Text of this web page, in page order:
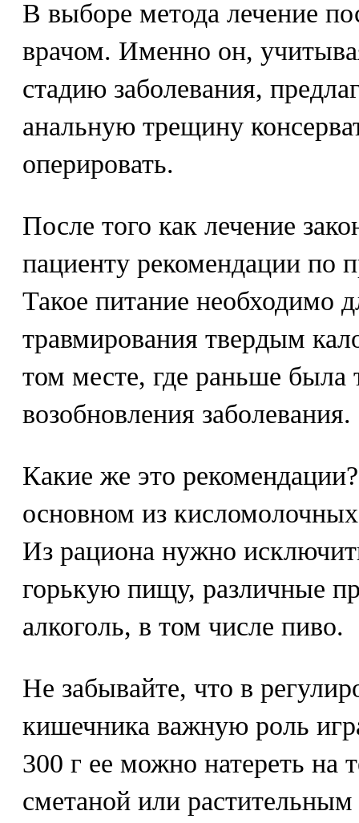
В выборе метода лечение
врачом. Именно он,
стадию заболевания,
анальную трещину
оперировать.
После того как лечение
пациенту рекомендации по
Такое питание необходимо
травмирования твердым
том месте, где раньше была
возобновления заболевания.
Какие же это
основном из
Из рациона нужно
горькую пищу, различные
алкоголь, в том числе пиво.
Не забывайте, что в
кишечника важную роль
300 г ее можно натереть на
сметаной или